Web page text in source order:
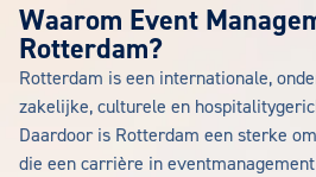
Waarom Event
Rotterdam?
Rotterdam is een internationale,
zakelijke, culturele en
Daardoor is Rotterdam een sterke
die een carrière in